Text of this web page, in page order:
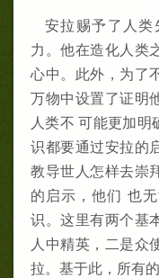
安拉赐予了人
力。他在造化人类
心中。此外，为了
万物中设置了证明
人类不 可能更加
识都要通过安拉的
教导世人怎样去崇
的启示，他们 也
识。这里有两个基
人中精英，二是众
拉。基于此，所有